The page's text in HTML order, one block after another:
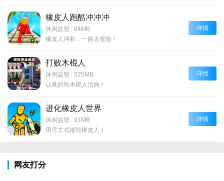
橡皮人跑酷冲冲冲
休闲益智 | 84MB
橡皮人冲刺，一路去冒险！
详情
打败木棍人
休闲益智 | 325MB
认真的给木棍人治病！
详情
进化橡皮人世界
休闲益智 | 91MB
用尽方式摧毁橡皮人！
详情
网友打分